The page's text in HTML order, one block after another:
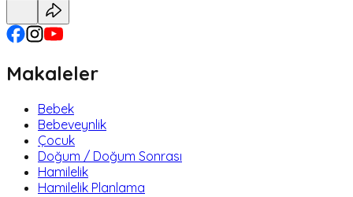
Makaleler
Bebek
Bebeveynlik
Çocuk
Doğum / Doğum Sonrası
Hamilelik
Hamilelik Planlama